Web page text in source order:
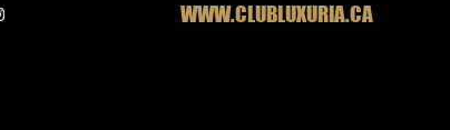
WWW.CLUBLUXURIA.CA